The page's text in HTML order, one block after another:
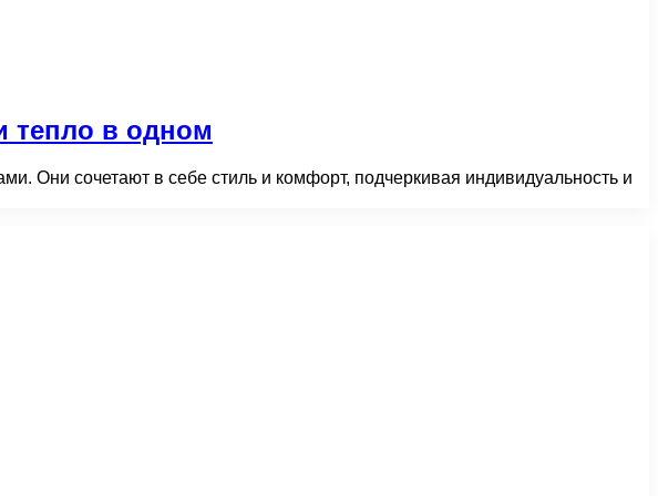
тепло в одном
сочетают в себе стиль и комфорт, подчеркивая индивидуальность и